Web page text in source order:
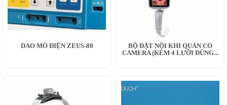
DAO MỔ ĐIỆN ZEUS-80
BỘ ĐẶT NỘI KHÍ QUẢN CÓ
CAMERA (KÈM 4 LƯỠI DÙNG...